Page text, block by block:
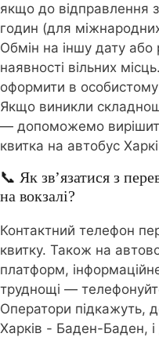
якщо до відправлення
годин (для
Обмін на іншу дату або
наявності вільних
оформити в особистому
Якщо виникли
— допоможемо
квитка на автобус
📞 Як зв’язатися з
на вокзалі?
Контактний телефон
квитку. Також на
платформ,
труднощі —
Оператори підкажуть,
Харків - Баден-Баден,